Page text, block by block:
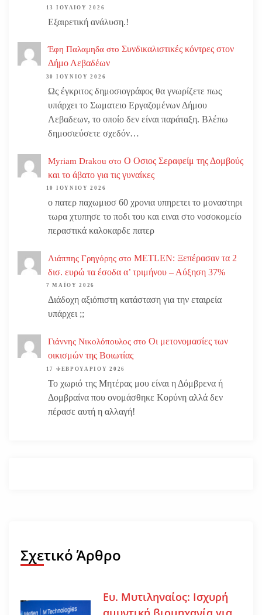
13 ΙΟΥΛΊΟΥ 2026
Εξαιρετική ανάλυση.!
Έφη Παλαμηδα στο Συνδικαλιστικές κόντρες στον
Δήμο Λεβαδέων
30 ΙΟΥΝΊΟΥ 2026
Ως έγκριτος δημοσιογράφος θα γνωρίζετε πως
υπάρχει το Σωματειο Εργαζομένων Δήμου
Λεβαδεων, το οποίο δεν είναι παράταξη. Βλέπω
δημοσιεύσετε σχεδόν…
Myriam Drakou στο Ο Οσιος Σεραφείμ της Δομβούς
και το άβατο για τις γυναίκες
10 ΙΟΥΝΊΟΥ 2026
ο πατερ παχωμιοσ 60 χρονια υπηρετει το μοναστηρι
τωρα χτυπησε το ποδι του και ειναι στο νοσοκομείο
περαστικά καλοκαρδε πατερ
Λιάππης Γρηγόρης στο METLEN: Ξεπέρασαν τα 2
δισ. ευρώ τα έσοδα α’ τριμήνου – Αύξηση 37%
7 ΜΑΪ́ΟΥ 2026
Διάδοχη αξιόπιστη κατάσταση για την εταιρεία
υπάρχει ;;
Γιάννης Νικολόπουλος στο Οι μετονομασίες των
οικισμών της Βοιωτίας
17 ΦΕΒΡΟΥΑΡΊΟΥ 2026
Το χωριό της Μητέρας μου είναι η Δόμβρενα ή
Δομβραίνα που ονομάσθηκε Κορύνη αλλά δεν
πέρασε αυτή η αλλαγή!
Σχετικό Άρθρο
Ευ. Μυτιληναίος: Ισχυρή